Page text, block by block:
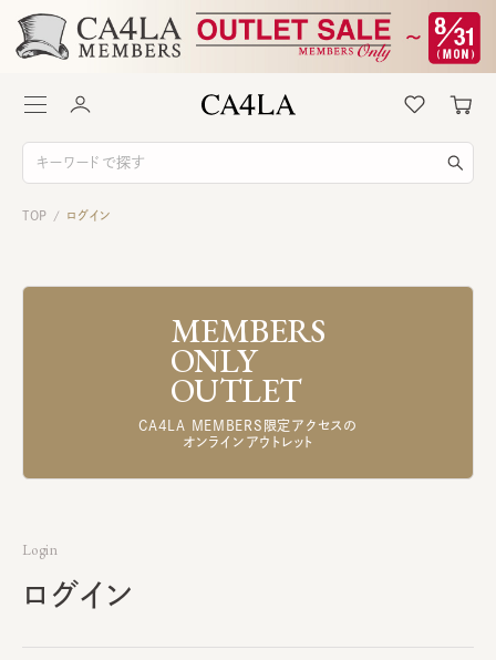
TOP / ログイン
MEMBERS
ONLY
OUTLET
CA4LA MEMBERS限定アクセスの
オンラインアウトレット
Login
ログイン